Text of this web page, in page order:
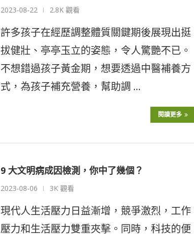
2023-08-22 2.8K 觀看
許多孩子在經歷調整體質關鍵期後展現出挺
拔健壯、亭亭玉立的姿態，令人驚艷不已。
不想錯過孩子黃金期，想要透過中醫補養方
式，為孩子補充營養，幫助調 …
閱讀更多
9 大文明病成因檢測，你中了幾個？
2023-08-06 3K 觀看
現代人生活壓力日益漸增，競爭激烈，工作
壓力和生活壓力雙重夾擊。同時，科技的便